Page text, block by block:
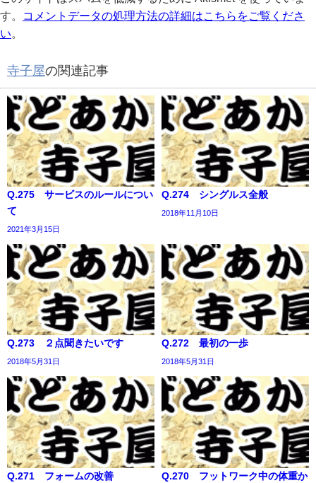
す。
コメントデータの処理方法の詳細はこちらをご覧くださ
い
寺子屋の関連記事
Q.275 サービスのルールについ
て
2021年3月15日
Q.274 シングルス全般
2018年11月10日
Q.273 ２点聞きたいです
2018年5月31日
Q.272 最初の一歩
2018年5月31日
Q.271 フォームの改善
Q.270 フットワーク中の体重か